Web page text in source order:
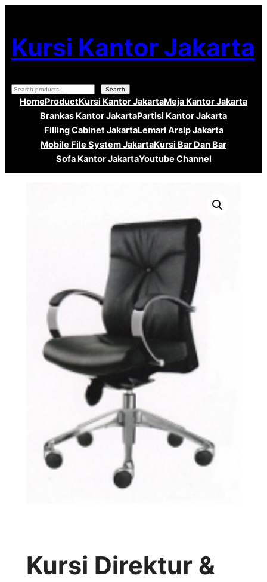
ke
konten
Kursi Kantor Jakarta
Search Search
HomeProductKursi Kantor JakartaMeja Kantor Jakarta
Brankas Kantor JakartaPartisi Kantor Jakarta
Filling Cabinet JakartaLemari Arsip Jakarta
Mobile File System JakartaKursi Bar Dan Bar
Sofa Kantor JakartaYoutube Channel
Kursi Direktur &